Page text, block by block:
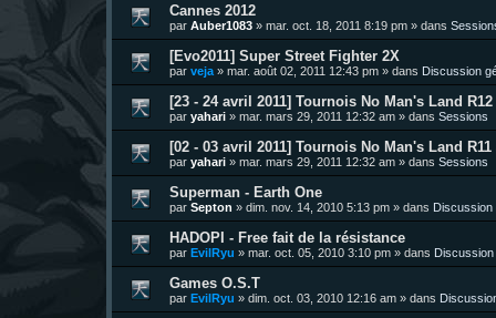
Cannes 2012
par Auber1083 » mar. oct. 18, 2011 8:19 pm » dans
[Evo2011] Super Street Fighter 2X
par veja » mar. août 02, 2011 12:43 pm » dans Discussion
[23 - 24 avril 2011] Tournois No Man's Land
par yahari » mar. mars 29, 2011 12:32 am » dans Sessions
[02 - 03 avril 2011] Tournois No Man's Land
par yahari » mar. mars 29, 2011 12:32 am » dans Sessions
Superman - Earth One
par Septon » dim. nov. 14, 2010 5:13 pm » dans Discussion
HADOPI - Free fait de la résistance
par EvilRyu » mar. oct. 05, 2010 3:10 pm » dans
Games O.S.T
par EvilRyu » dim. oct. 03, 2010 12:16 am » dans